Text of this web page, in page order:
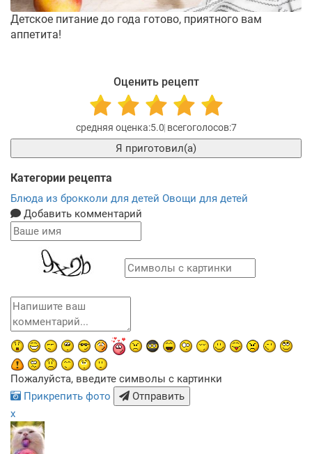
Детское питание до года готово, приятного вам
аппетита!
Оценить рецепт
5.0 7
Я приготовил(а)
Категории рецепта
Блюда из брокколи для детей Овощи для детей
Добавить комментарий
Пожалуйста, введите символы с картинки
Прикрепить фото
Отправить
x